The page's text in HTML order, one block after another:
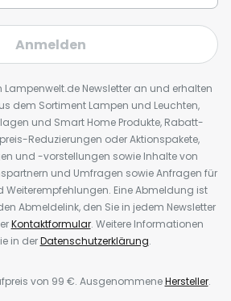
Anmelden
Lampenwelt.de Newsletter an und erhalten
dem Sortiment Lampen und Leuchten,
und Smart Home Produkte, Rabatt-
Reduzierungen oder Aktionspakete,
und -vorstellungen sowie Inhalte von
und Umfragen sowie Anfragen für
Weiterempfehlungen. Eine Abmeldung ist
Abmeldelink, den Sie in jedem Newsletter
Kontaktformular. Weitere Informationen
in derDatenschutzerklärung.
von 99 €. AusgenommeneHersteller.